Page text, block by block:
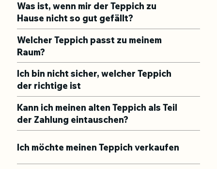
Was ist, wenn mir der Teppich zu
Hause nicht so gut gefällt?
Welcher Teppich passt zu meinem
Raum?
Ich bin nicht sicher, welcher Teppich
der richtige ist
Kann ich meinen alten Teppich als Teil
der Zahlung eintauschen?
Ich möchte meinen Teppich verkaufen